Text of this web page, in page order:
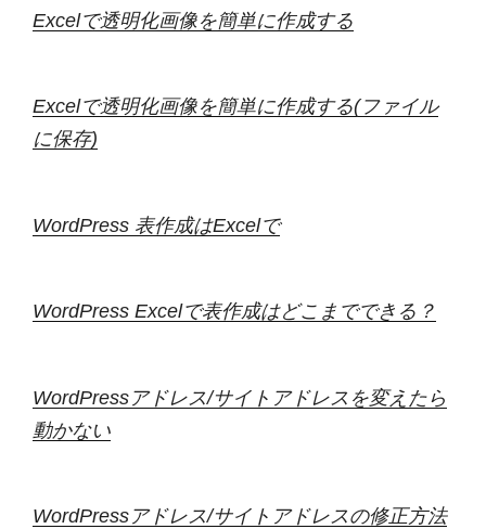
Excelで透明化画像を簡単に作成する
Excelで透明化画像を簡単に作成する(ファイル
に保存)
WordPress 表作成はExcelで
WordPress Excelで表作成はどこまでできる？
WordPressアドレス/サイトアドレスを変えたら
動かない
WordPressアドレス/サイトアドレスの修正方法